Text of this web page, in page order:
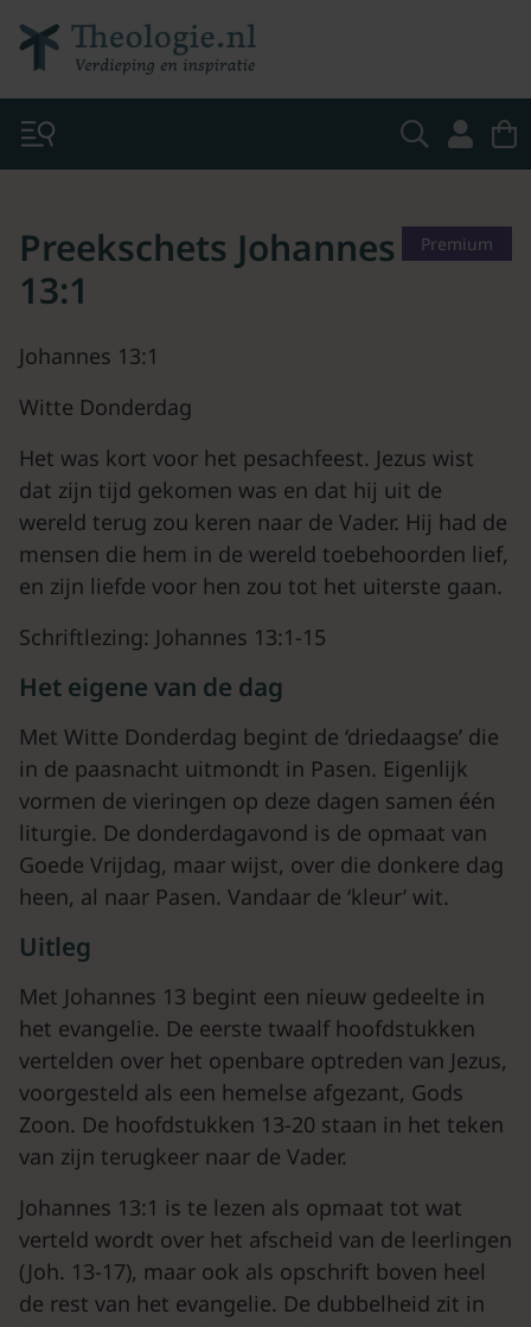
Premium
Preekschets Johannes
13:1
Johannes 13:1
Witte Donderdag
Het was kort voor het pesachfeest. Jezus wist
dat zijn tijd gekomen was en dat hij uit de
wereld terug zou keren naar de Vader. Hij had de
mensen die hem in de wereld toebehoorden lief,
en zijn liefde voor hen zou tot het uiterste gaan.
Schriftlezing: Johannes 13:1-15
Het eigene van de dag
Met Witte Donderdag begint de ‘driedaagse’ die
in de paasnacht uitmondt in Pasen. Eigenlijk
vormen de vieringen op deze dagen samen één
liturgie. De donderdagavond is de opmaat van
Goede Vrijdag, maar wijst, over die donkere dag
heen, al naar Pasen. Vandaar de ‘kleur’ wit.
Uitleg
Met Johannes 13 begint een nieuw gedeelte in
het evangelie. De eerste twaalf hoofdstukken
vertelden over het openbare optreden van Jezus,
voorgesteld als een hemelse afgezant, Gods
Zoon. De hoofdstukken 13-20 staan in het teken
van zijn terugkeer naar de Vader.
Johannes 13:1 is te lezen als opmaat tot wat
verteld wordt over het afscheid van de leerlingen
(Joh. 13-17), maar ook als opschrift boven heel
de rest van het evangelie. De dubbelheid zit in